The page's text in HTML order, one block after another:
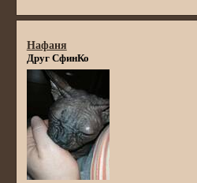
Нафаня
Друг СфинКо